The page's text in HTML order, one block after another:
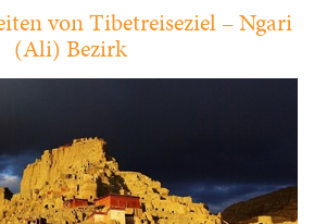
von Tibetreiseziel – Ngari
(Ali) Bezirk